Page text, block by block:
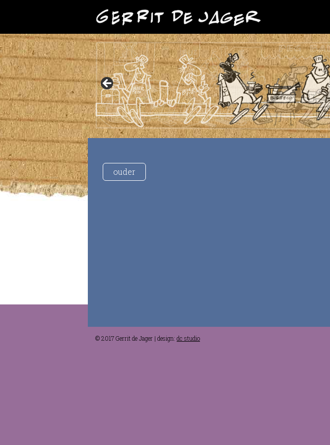
ouder
© 2017 Gerrit de Jager | design: dc studio